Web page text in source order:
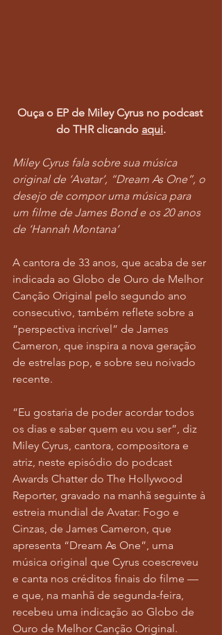
Ouça o EP de Miley Cyrus no podcast
do THR clicando aqui.
Miley Cyrus fala sobre sua música
original de ‘Avatar’, “Dream As One”, o
desejo de compor uma música para
um filme de James Bond e os 20 anos
de ‘Hannah Montana’
A cantora de 33 anos, que acaba de ser
indicada ao Globo de Ouro de Melhor
Canção Original pelo segundo ano
consecutivo, também reflete sobre a
“perspectiva incrível” de James
Cameron, que inspira a nova geração
de estrelas pop, e sobre seu noivado
recente.
“Eu gostaria de poder acordar todos
os dias e saber quem eu vou ser”, diz
Miley Cyrus, cantora, compositora e
atriz, neste episódio do podcast
Awards Chatter do The Hollywood
Reporter, gravado na manhã seguinte à
estreia mundial de Avatar: Fogo e
Cinzas, de James Cameron, que
apresenta “Dream As One”, uma
música original que Cyrus coescreveu
e canta nos créditos finais do filme —
e que, na manhã de segunda-feira,
recebeu uma indicação ao Globo de
Ouro de Melhor Canção Original.